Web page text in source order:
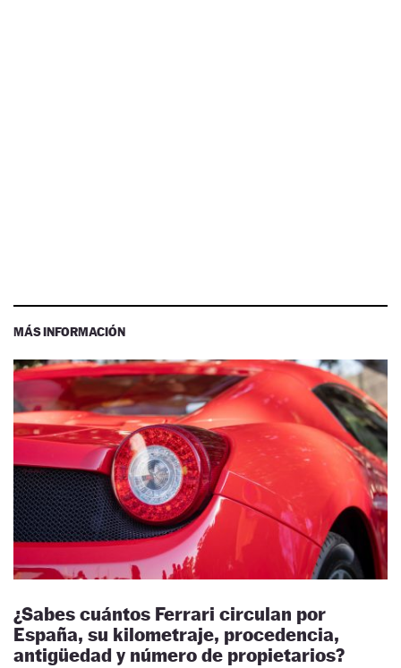
MÁS INFORMACIÓN
¿Sabes cuántos Ferrari circulan por
España, su kilometraje, procedencia,
antigüedad y número de propietarios?